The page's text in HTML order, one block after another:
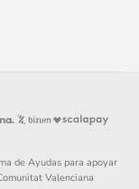
de Ayudas para apoyar
Valenciana